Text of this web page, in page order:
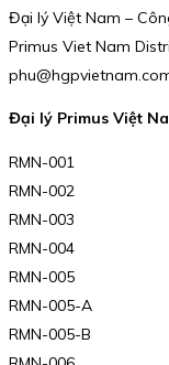
Đại lý Việt Nam –
Primus Viet Nam
Đại lý Primus Việt
RMN-001
RMN-002
RMN-003
RMN-004
RMN-005
RMN-005-A
RMN-005-B